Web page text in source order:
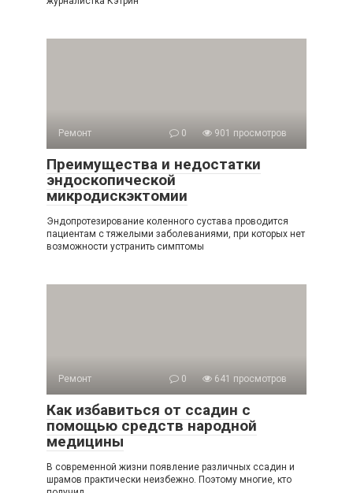
Ремонт 0 901 просмотров
Преимущества и недостатки
эндоскопической
микродискэктомии
Эндопротезирование коленного сустава проводится
пациентам с тяжелыми заболеваниями, при которых нет
возможности устранить симптомы
Ремонт 0 641 просмотров
Как избавиться от ссадин с
помощью средств народной
медицины
В современной жизни появление различных ссадин и
шрамов практически неизбежно. Поэтому многие, кто